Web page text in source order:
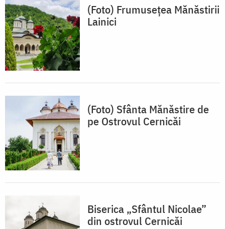
(Foto) Frumusețea Mănăstirii
Lainici
(Foto) Sfânta Mănăstire de
pe Ostrovul Cernicăi
Biserica „Sfântul Nicolae”
din ostrovul Cernicăi